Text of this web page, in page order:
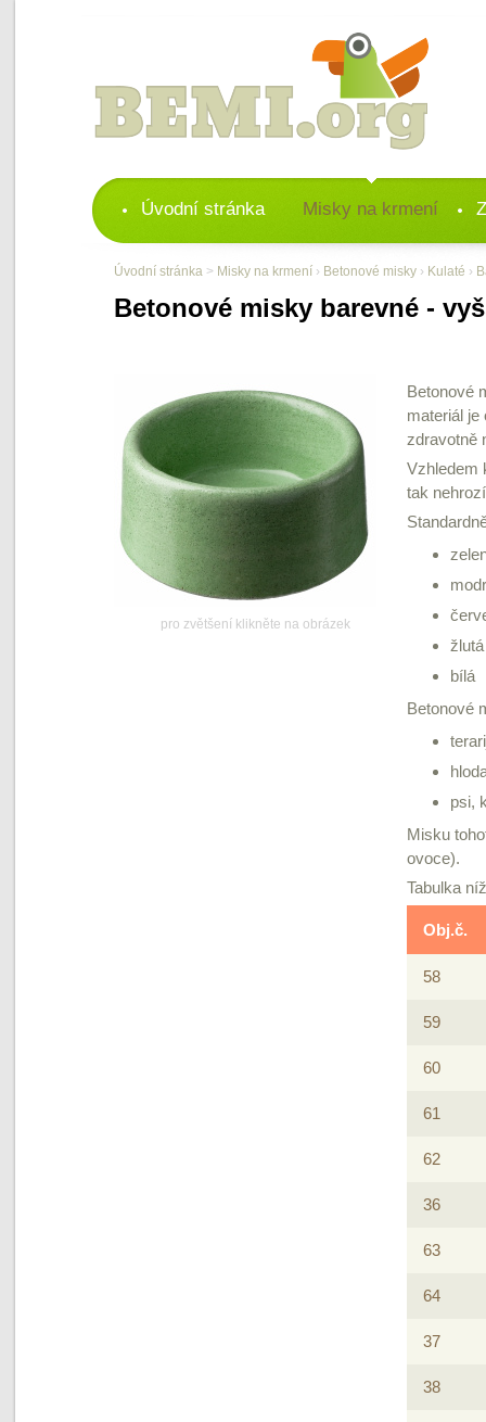
Úvodní stránka Misky na krmení
Úvodní stránka > Misky na krmení › Betonové misky › Kulaté ›
Betonové misky barevné -
pro zvětšení klikněte na obrázek
Betonové
materiál
zdravotně
Vzhledem
tak
žlutá
bílá
Betonové
psi,
Misku
ovoce).
Tabulka
Obj.č.
58
59
60
61
62
36
63
64
37
38